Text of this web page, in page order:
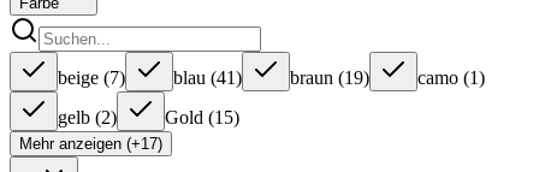
beige (7) blau (41) braun (19) camo (1)
gelb (2) Gold (15)
Mehr anzeigen (+17)